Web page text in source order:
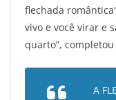
flechada
vivo e você virar e
quarto”,
A